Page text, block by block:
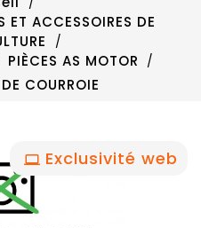
ET ACCESSOIRES DE
PIÈCES AS MOTOR
COURROIE
Exclusivité web